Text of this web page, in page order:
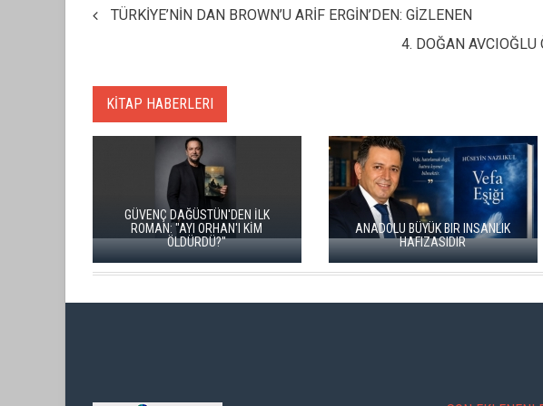
TÜRKİYE’NİN DAN BROWN’U ARİF ERGİN’DEN: GİZLENEN
4. DOĞAN AVCIOĞLU
KİTAP HABERLERI
ANADOLU BÜYÜK BIR INSANLIK
HAFIZASIDIR
ORHAN PAMUK'UN
ÇEKMECESİNDEN: KELİMELER VE
RESİMLER